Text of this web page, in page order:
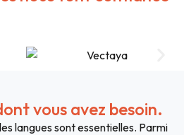
vous avez besoin.
langues sont essentielles. Parmi